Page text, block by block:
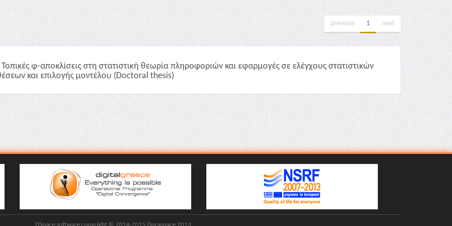
previous 1 next
φ-αποκλίσεις στη στατιστική θεωρία πληροφοριών και εφαρμογές σε ελέγχους στατιστικών
και επιλογής μοντέλου (Doctoral thesis)